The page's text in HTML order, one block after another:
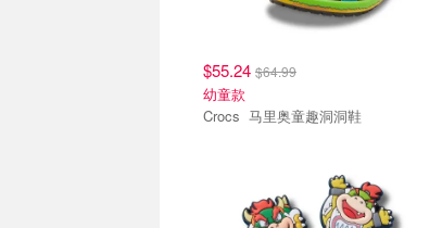
$55.24 $64.99
幼童款
Crocs 马里奥童趣洞洞鞋